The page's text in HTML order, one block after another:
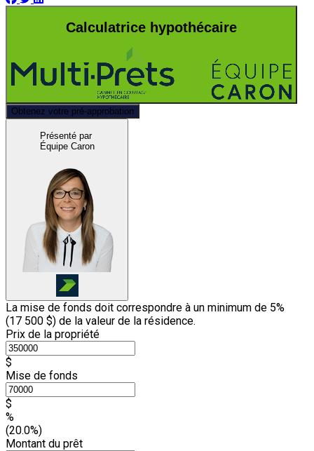
Calculatrice hypothécaire
Obtenez votre pré-approbation
Présenté par
Équipe Caron
La mise de fonds doit correspondre à un minimum de 5%
(17 500 $) de la valeur de la résidence.
Prix de la propriété
$
Mise de fonds
$
%
(20.0%)
Montant du prêt